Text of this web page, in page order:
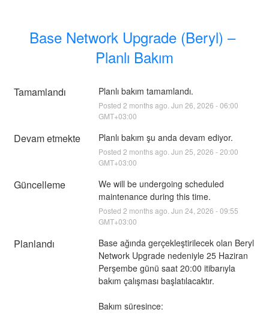
Base Network Upgrade (Beryl) –
Planlı Bakım
Tamamlandı Planlı bakım tamamlandı.
Posted 2 months ago. Jun 26 2026 -06:00
GMT+03:00
Devam etmekte Planlı bakım şu anda devam ediyor.
Posted 2 months ago. Jun 25 2026 -20:00
GMT+03:00
Güncelleme
We will be undergoing scheduled
maintenance during this time.
Posted 2 months ago. Jun 24 2026 -09:55
GMT+03:00
Planlandı
Base ağında gerçekleştirilecek olan Beryl
Network Upgrade nedeniyle 25 Haziran
Perşembe günü saat 20:00 itibarıyla
bakım çalışması başlatılacaktır.
Bakım süresince: